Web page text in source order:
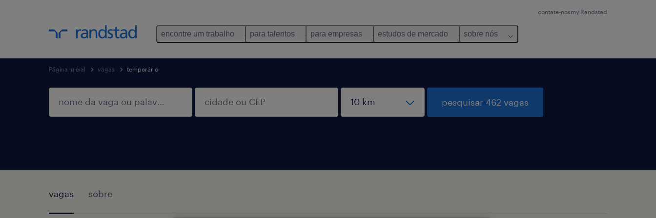
contate-nosmy Randstad
encontre um trabalho para talentos para empresas estudos de mercado sobre nós
Página inicial vagas temporário
pesquisar 462 vagas
vagas sobre